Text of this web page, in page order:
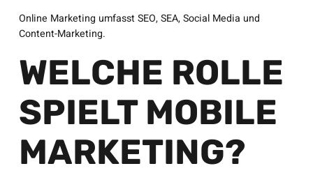
Online Marketing umfasst SEO, SEA, Social Media und
Content-Marketing.
WELCHE ROLLE
SPIELT MOBILE
MARKETING?